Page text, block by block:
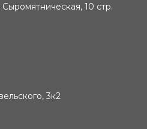
10 стр.
3к2